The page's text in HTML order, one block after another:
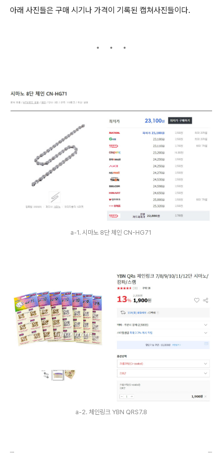
아래 사진들은 구매 시기나 가격이 기록된 캡쳐사진들이다.
a-1. 시마노 8단 체인 CN-HG71
a-2. 체인링크 YBN QRS7.8